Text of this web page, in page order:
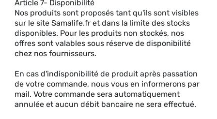
Article 7- Disponibilité
Nos produits sont proposés tant qu'ils sont visibles
sur le site Samalife.fr et dans la limite des stocks
disponibles. Pour les produits non stockés, nos
offres sont valables sous réserve de disponibilité
chez nos fournisseurs.
En cas d'indisponibilité de produit après passation
de votre commande, nous vous en informerons par
mail. Votre commande sera automatiquement
annulée et aucun débit bancaire ne sera effectué.